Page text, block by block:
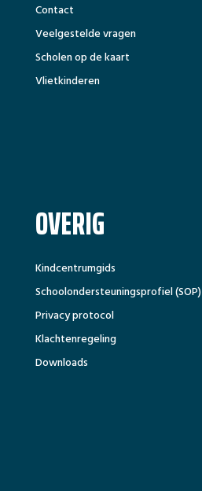
Contact
Veelgestelde vragen
Scholen op de kaart
Vlietkinderen
OVERIG
Kindcentrumgids
Schoolondersteuningsprofiel (SOP)
Privacy protocol
Klachtenregeling
Downloads